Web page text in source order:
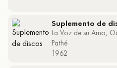
Suplemento de
La Voz de su Amo,
Pathé
1962